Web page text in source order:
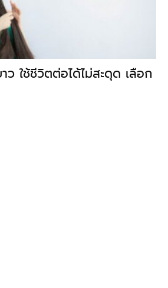
ใช้ชีวิตต่อได้ไม่สะดุด เลือก